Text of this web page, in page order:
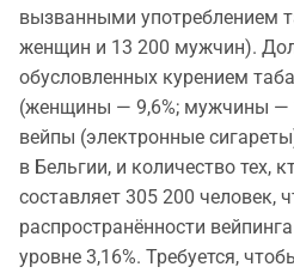
вызванными употреблением
женщин и 13 200 мужчин).
обусловленных курением
(женщины — 9,6%; мужчины —
вейпы (электронные
в Бельгии, и количество тех,
составляет 305 200 человек,
распространённости
уровне 3,16%. Требуется,